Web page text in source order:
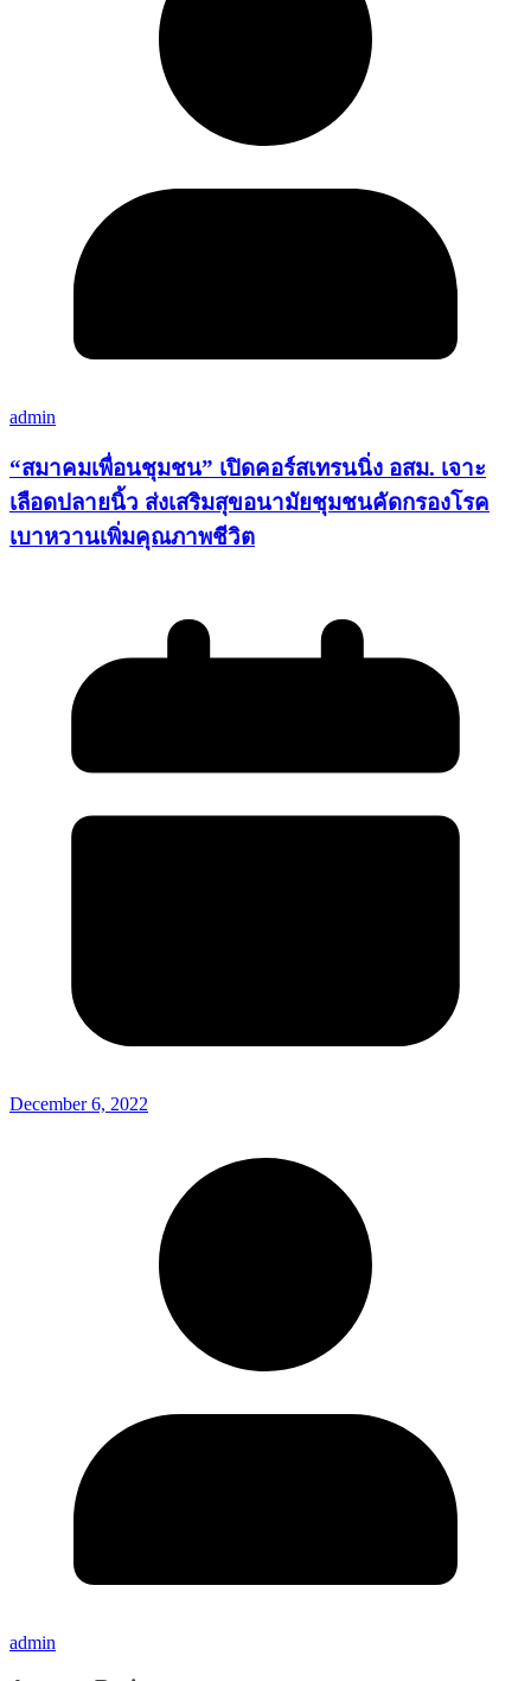
admin
“สมาคมเพื่อนชุมชน” เปิดคอร์สเทรนนิ่ง อสม. เจาะ
เลือดปลายนิ้ว ส่งเสริมสุขอนามัยชุมชนคัดกรองโรค
เบาหวานเพิ่มคุณภาพชีวิต
December 6, 2022
admin